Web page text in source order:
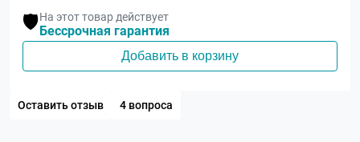
🛡️На этот товар действует
Бессрочная гарантия
Добавить в корзину
Оставить отзыв 4 вопроса